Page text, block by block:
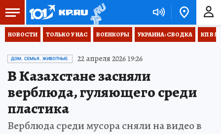
НОВОСТИ ТОЛЬКО У НАС ВОЕНКОРЫ УКРАИНА: СВОДКА КП В
ДОМ, СЕМЬЯ, ЖИВОТНЫЕ. 22 апреля 2026 19:26
В Казахстане засняли
верблюда, гуляющего среди
пластика
Верблюда среди мусора сняли на видео в